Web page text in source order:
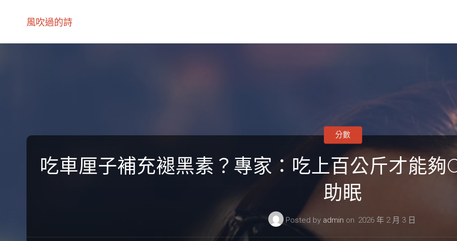
風吹過的詩
吃車厘子補充褪黑素？專家：吃上百公斤才能夠
助眠
Posted by admin on 2026 年 2 月 3 日
分數